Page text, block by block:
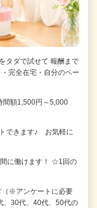
タダで試せて 報酬まで
完全在宅・自分のペー
間額1,500円～5,000
できます♪ お気軽に
に働けます！ ☆1回の
※アンケートに必要
30代、40代、50代の